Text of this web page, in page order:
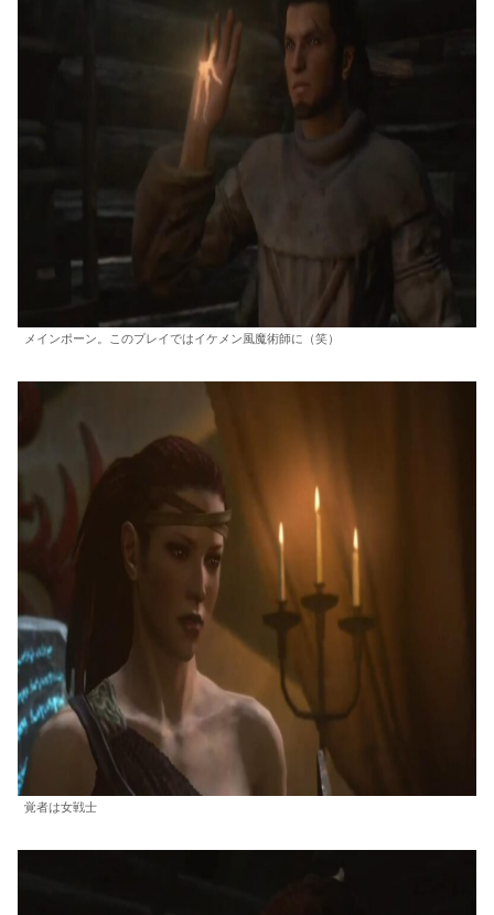
メインポーン。このプレイではイケメン風魔術師に（笑）
覚者は女戦士